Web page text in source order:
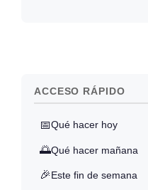
ACCESO RÁPIDO
📅Qué hacer hoy
🌅Qué hacer mañana
🎉Este fin de semana